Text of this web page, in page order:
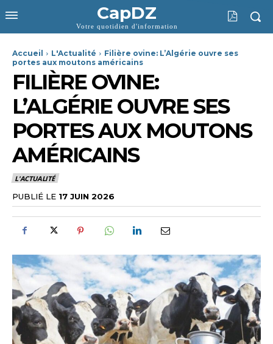
CapDZ
Votre quotidien d'information
Accueil L'Actualité
Filière ovine: L’Algérie ouvre ses
portes aux moutons américains
FILIÈRE OVINE:
L’ALGÉRIE OUVRE SES
PORTES AUX MOUTONS
AMÉRICAINS
L'ACTUALITÉ
PUBLIÉ LE 17 JUIN 2026